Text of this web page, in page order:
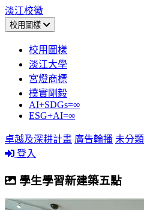
淡江校徽
校用圖樣
校用圖樣
淡江大學
宮燈商標
樸實剛毅
AI+SDGs=∞
ESG+AI=∞
卓越及深耕計畫 廣告輪播 未分類
登入
學生學習新建築五點